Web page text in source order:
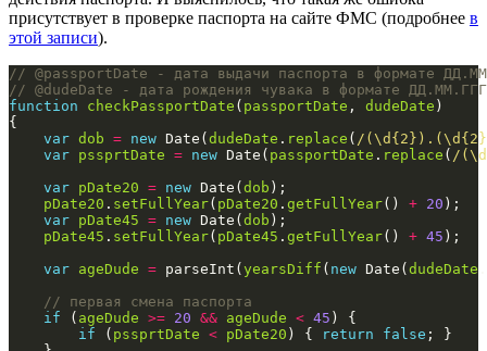
присутствует в проверке паспорта на сайте ФМС (подробнее в
этой записи).
function checkPassportDate ( passportDate , dudeDate
var dob = new Date( dudeDate . replace ( /
var pssprtDate = new Date( passportDate . replace ( /
var pDate20 = new Date( dob
pDate20 . setFullYear( pDate20 . getFullYear() + 20
var pDate45 = new Date( dob
pDate45 . setFullYear( pDate45 . getFullYear() + 45
var ageDude = parseInt( yearsDiff ( new Date( dudeDate
if ( ageDude >= 20 && ageDude < 45
if ( pssprtDate < pDate20 ) { return false